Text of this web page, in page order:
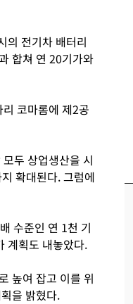
의 전기차 배터리
합쳐 연 20기가와
코마롬에 제2공
두 상업생산을 시
확대된다. 그럼에
수준인 연 1천 기
계획도 내놓았다.
높여 잡고 이를 위
을 밝혔다.